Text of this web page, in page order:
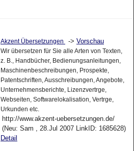
Akzent Übersetzungen -> Vorschau
Wir übersetzen für Sie alle Arten von Texten,
z. B., Handbücher, Bedienungsanleitungen,
Maschinenbeschreibungen, Prospekte,
Patentschriften, Ausschreibungen, Angebote,
Unternehmensberichte, Lizenzvertrge,
Webseiten, Softwarelokalisation, Vertrge,
Urkunden etc.
http://www.akzent-uebersetzungen.de/
(Neu: Sam , 28.Jul 2007 LinkID: 1685628)
Detail